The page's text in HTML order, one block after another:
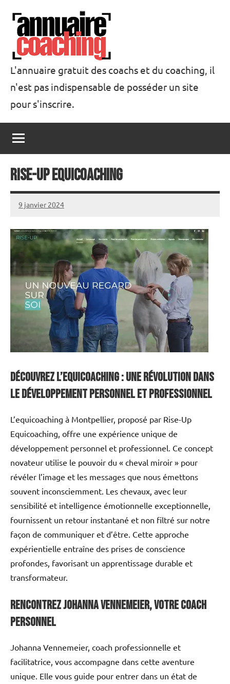
contenu
Annuaire
Coaching
L'annuaire gratuit des coachs et du coaching, il
n'est pas indispensable de posséder un site
pour s'inscrire.
Rise-Up Equicoaching
9 janvier 2024
annuairecoaching
Découvrez l’Equicoaching : Une Révolution dans
le Développement Personnel et Professionnel
L’equicoaching à Montpellier, proposé par Rise-Up
Equicoaching, offre une expérience unique de
développement personnel et professionnel. Ce concept
novateur utilise le pouvoir du « cheval miroir » pour
révéler l’image et les messages que nous émettons
souvent inconsciemment. Les chevaux, avec leur
sensibilité et intelligence émotionnelle exceptionnelle,
fournissent un retour instantané et non filtré sur notre
façon de communiquer et d’être. Cette approche
expérientielle entraîne des prises de conscience
profondes, favorisant un apprentissage durable et
transformateur.
Rencontrez Johanna Vennemeier, Votre Coach
Personnel
Johanna Vennemeier, coach professionnelle et
facilitatrice, vous accompagne dans cette aventure
unique. Elle vous guide pour entrer dans un état de